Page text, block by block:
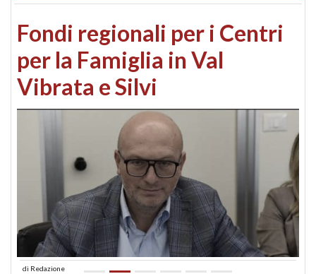
Fondi regionali per i Centri
per la Famiglia in Val
Vibrata e Silvi
di Redazione